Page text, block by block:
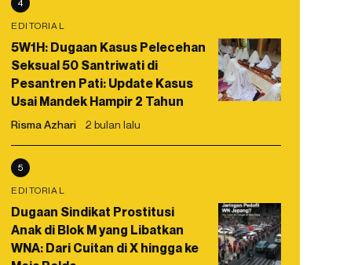
4
EDITORIAL
5W1H: Dugaan Kasus Pelecehan
Seksual 50 Santriwati di
Pesantren Pati: Update Kasus
Usai Mandek Hampir 2 Tahun
Risma Azhari 2 bulan lalu
5
EDITORIAL
Dugaan Sindikat Prostitusi
Anak di Blok M yang Libatkan
WNA: Dari Cuitan di X hingga ke